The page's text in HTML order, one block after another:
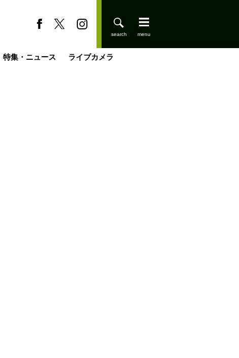
特集・ニュース ライブカメラ